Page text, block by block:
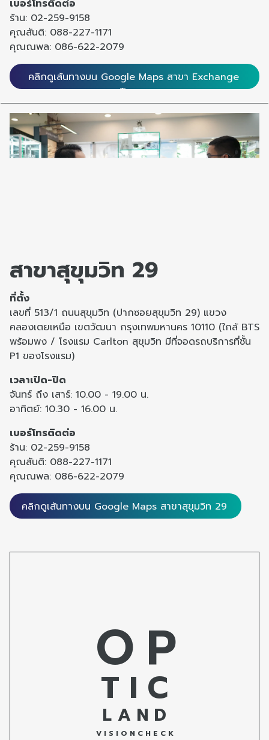
เบอร์โทรติดต่อ
ร้าน: 02-259-9158
คุณสันติ: 088-227-1171
คุณณพล: 086-622-2079
คลิกดูเส้นทางบน Google Maps สาขา Exchange
Tower
สาขาสุขุมวิท 29
ที่ตั้ง
เลขที่ 513/1 ถนนสุขุมวิท (ปากซอยสุขุมวิท 29) แขวง
คลองเตยเหนือ เขตวัฒนา กรุงเทพมหานคร 10110 (ใกล้ BTS
พร้อมพง / โรงแรม Carlton สุขุมวิท มีที่จอดรถบริการที่ชั้น
P1 ของโรงแรม)
เวลาเปิด-ปิด
จันทร์ ถึง เสาร์: 10.00 - 19.00 น.
อาทิตย์: 10.30 - 16.00 น.
เบอร์โทรติดต่อ
ร้าน: 02-259-9158
คุณสันติ: 088-227-1171
คุณณพล: 086-622-2079
คลิกดูเส้นทางบน Google Maps สาขาสุขุมวิท 29
O P
T I C
L A N D
V I S I O N C H E C K